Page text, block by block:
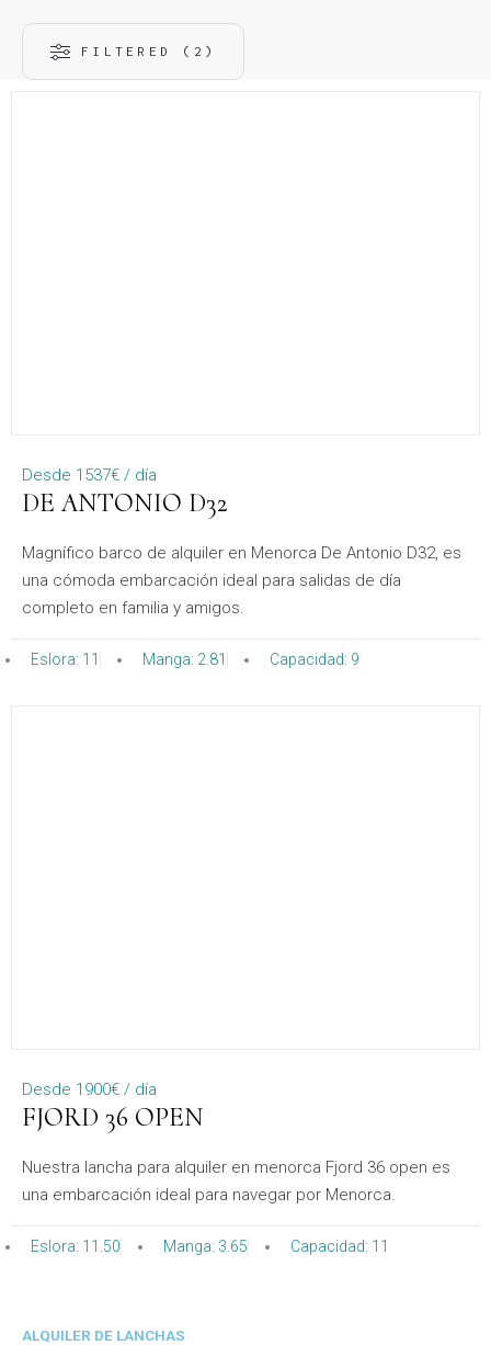
FILTERED (2)
Desde 1537€ / día
DE ANTONIO D32
Magnífico barco de alquiler en Menorca De Antonio D32, es
una cómoda embarcación ideal para salidas de día
completo en familia y amigos.
Eslora: 11 Manga: 2.81 Capacidad: 9
Desde 1900€ / día
FJORD 36 OPEN
Nuestra lancha para alquiler en menorca Fjord 36 open es
una embarcación ideal para navegar por Menorca.
Eslora: 11.50 Manga: 3.65 Capacidad: 11
ALQUILER DE LANCHAS